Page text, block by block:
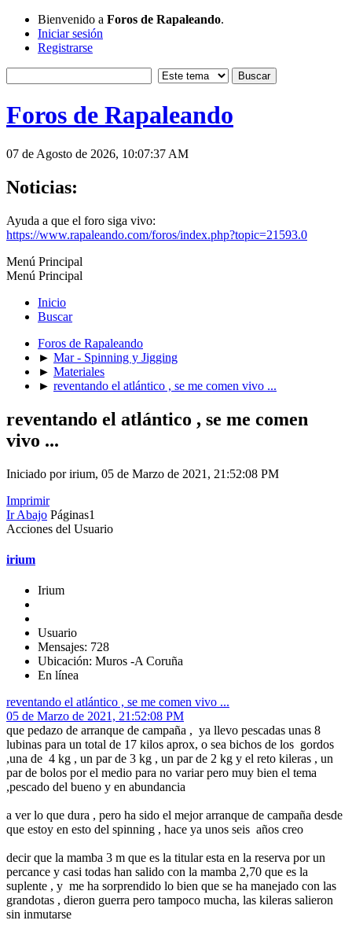
Bienvenido a Foros de Rapaleando.
Iniciar sesión
Registrarse
Foros de Rapaleando
07 de Agosto de 2026, 10:07:37 AM
Noticias:
Ayuda a que el foro siga vivo:
https://www.rapaleando.com/foros/index.php?topic=21593.0
Menú Principal
Menú Principal
Inicio
Buscar
Foros de Rapaleando
► Mar - Spinning y Jigging
► Materiales
► reventando el atlántico , se me comen vivo ...
reventando el atlántico , se me comen
vivo ...
Iniciado por irium, 05 de Marzo de 2021, 21:52:08 PM
Imprimir
Ir Abajo Páginas1
Acciones del Usuario
irium
Irium
Usuario
Mensajes: 728
Ubicación: Muros -A Coruña
En línea
reventando el atlántico , se me comen vivo ...
05 de Marzo de 2021, 21:52:08 PM
que pedazo de arranque de campaña , ya llevo pescadas unas 8
lubinas para un total de 17 kilos aprox, o sea bichos de los gordos
,una de 4 kg , un par de 3 kg , un par de 2 kg y el reto kileras , un
par de bolos por el medio para no variar pero muy bien el tema
,pescado del bueno y en abundancia
a ver lo que dura , pero ha sido el mejor arranque de campaña desde
que estoy en esto del spinning , hace ya unos seis años creo
decir que la mamba 3 m que es la titular esta en la reserva por un
percance y casi todas han salido con la mamba 2,70 que es la
suplente , y me ha sorprendido lo bien que se ha manejado con las
grandotas , dieron guerra pero tampoco mucha, las kileras salieron
sin inmutarse